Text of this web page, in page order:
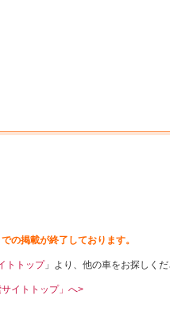
の掲載が終了しております。
トトップ」より、他の車をお探しくだ
イトトップ」へ>